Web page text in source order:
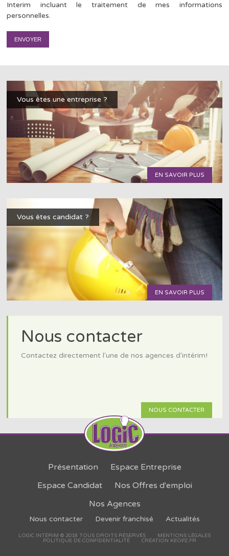
Interim incluant le traitement de mes informations
personnelles.
Vous êtes une entreprise ?
EN SAVOIR PLUS
Vous êtes candidat ?
EN SAVOIR PLUS
Nous contacter
Contactez directement l'une de nos agences d'intérim!
NOUS CONTACTER
Présentation
Espace Entreprise
Espace Candidat
Nos Offres d'emploi
Nos Agences
Nous contacter Devenir franchisé Actualités
LOGIC INTÉRIM © 2018 TOUS DROITS RÉSERVÉS
MENTIONS LÉGALES
POLITIQUE DE CONFIDENTIALITÉ
CRÉATION KEOPZ.FR